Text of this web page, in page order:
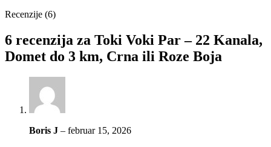
Recenzije (6)
6 recenzija za Toki Voki Par – 22 Kanala,
Domet do 3 km, Crna ili Roze Boja
Boris J – februar 15, 2026